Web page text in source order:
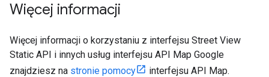
Więcej informacji
Więcej informacji o korzystaniu z interfejsu Street View
Static API i innych usług interfejsu API Map Google
znajdziesz na stronie pomocy interfejsu API Map.